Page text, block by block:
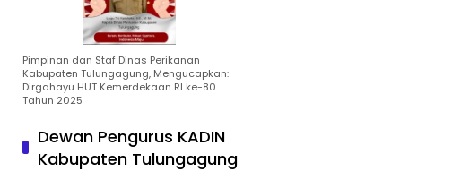
Pimpinan dan Staf Dinas Perikanan
Kabupaten Tulungagung, Mengucapkan:
Dirgahayu HUT Kemerdekaan RI ke-80
Tahun 2025
Dewan Pengurus KADIN
Kabupaten Tulungagung